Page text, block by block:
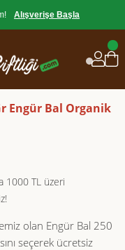
Alışverişe Başla
Engür Bal Organik
1000 TL üzeri
olan Engür Bal 250
seçerek ücretsiz